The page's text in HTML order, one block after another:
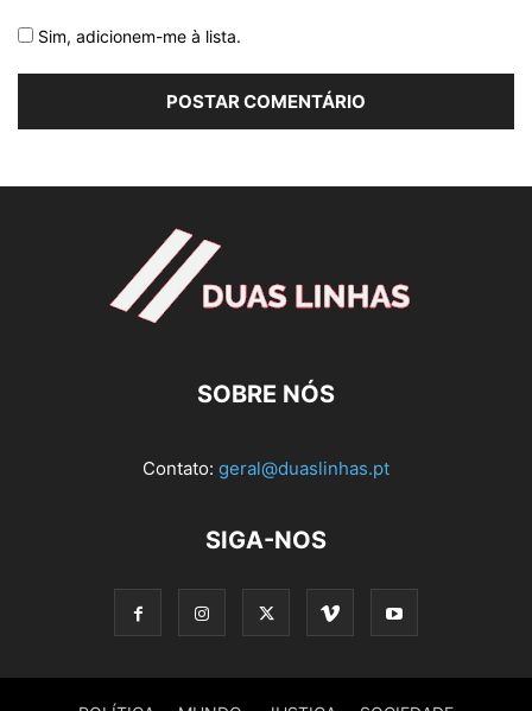
Sim, adicionem-me à lista.
SOBRE NÓS
Contato: geral@duaslinhas.pt
SIGA-NOS